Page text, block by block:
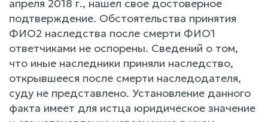
апреля 2018 г., нашел свое достоверное
подтверждение. Обстоятельства принятия
ФИО2 наследства после смерти ФИО1
ответчиками не оспорены. Сведений о том,
что иные наследники приняли наследство,
открывшееся после смерти наследодателя,
суду не представлено. Установление данного
факта имеет для истца юридическое значение